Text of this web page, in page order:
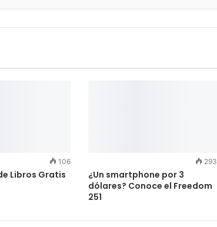
106
Libros Gratis
293
¿Un smartphone por 3
dólares? Conoce el Freedom
251